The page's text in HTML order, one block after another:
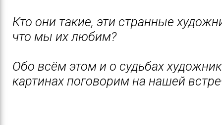
Кто они такие, эти странные
что мы их любим?
Обо всём этом и о судьбах
картинах поговорим на нашей